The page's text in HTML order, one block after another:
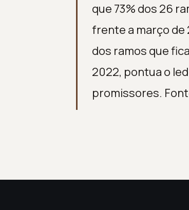
que 73% dos 26
frente a março de
dos ramos que
2022, pontua o
promissores.